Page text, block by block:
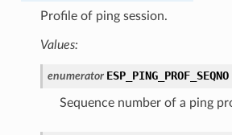
Profile of ping session.
Values:
enumerator ESP_PING_PROF_SEQNO
Sequence number of a ping